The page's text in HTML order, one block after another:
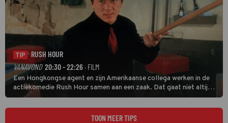
TIP
RUSH HOUR
VANAVOND 20:30 - 22:26 · FILM
Een Hongkongse agent en zijn Amerikaanse collega werken in de
actiekomedie Rush Hour samen aan een zaak. Dat gaat niet altijd
van een leien dakje.
TOON MEER TIPS